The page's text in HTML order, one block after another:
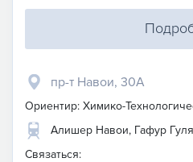
пр-т Навои, 30А
Ориентир: Химико-
Алишер Навои, Гафур
Связаться: